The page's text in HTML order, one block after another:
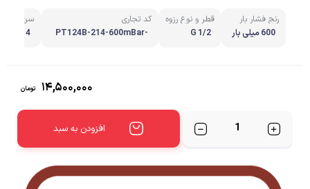
رنج فشار بار
600 میلی بار
قطر و نوع رزوه
1/2 G
کد تجاری
PT124B-214-600mBar-
سری
214
۱۴,۵۰۰,۰۰۰ تومان
تعداد
افزودن به سبد